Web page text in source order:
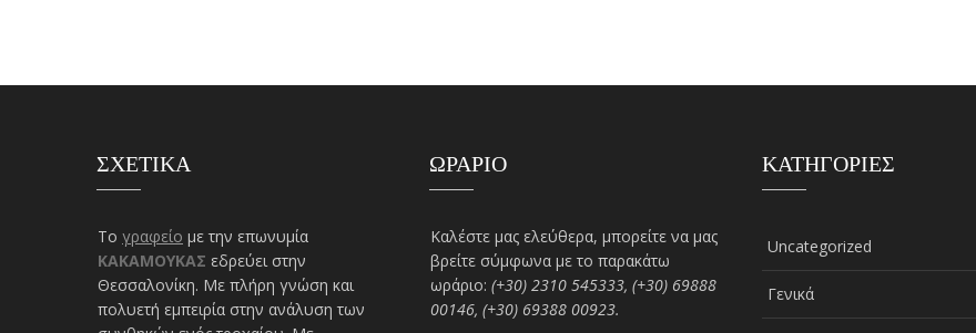
ΣΧΕΤΙΚΑ
Το γραφείο με την επωνυμία
ΚΑΚΑΜΟΥΚΑΣ εδρεύει στην
Θεσσαλονίκη. Με πλήρη γνώση και
πολυετή εμπειρία στην ανάλυση των
ΩΡΑΡΙΟ
Καλέστε μας ελεύθερα, μπορείτε να μας
βρείτε σύμφωνα με το παρακάτω
ωράριο: (+30) 2310 545333, (+30) 69888
00146, (+30) 69388 00923.
ΚΑΤΗΓΟΡΙΕΣ
Uncategorized
Γενικά